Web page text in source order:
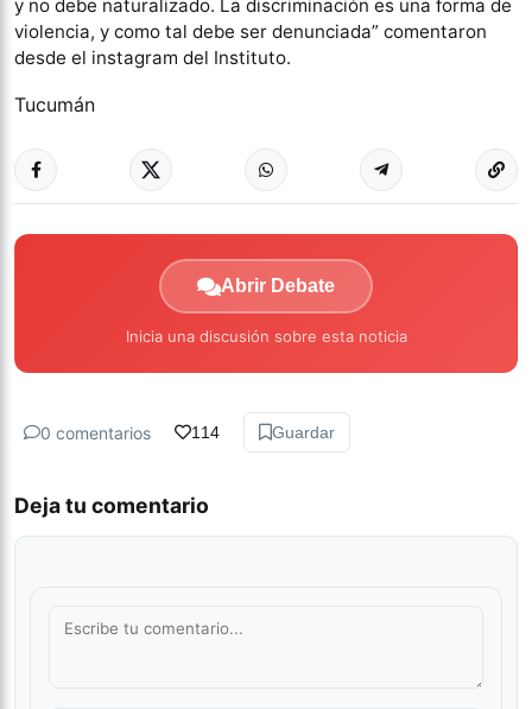
y no debe naturalizado. La discriminación es una forma de
violencia, y como tal debe ser denunciada” comentaron
desde el instagram del Instituto.
Tucumán
Abrir Debate
Inicia una discusión sobre esta noticia
0 comentarios 114 Guardar
Deja tu comentario